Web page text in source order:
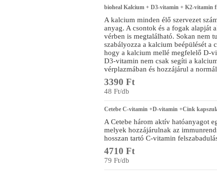
bioheal Kalcium + D3-vitamin + K2-vitamin
A kalcium minden élő szervezet
anyag. A csontok és a fogak alapját
vérben is megtalálható. Sokan nem
szabályozza a kalcium beépülését a
hogy a kalcium mellé megfelelő D-
D3-vitamin nem csak segíti a
vérplazmában és hozzájárul a
3390 Ft
48 Ft/db
Cetebe C-vitamin +D-vitamin +Cink
A Cetebe három aktív hatóanyagot
melyek hozzájárulnak az
hosszan tartó C-vitamin
4710 Ft
79 Ft/db